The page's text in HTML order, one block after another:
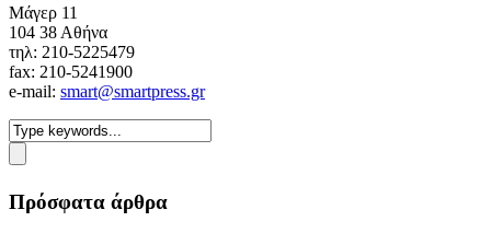
Mάγερ 11
104 38 Αθήνα
τηλ: 210-5225479
fax: 210-5241900
e-mail: smart@smartpress.gr
Πρόσφατα άρθρα